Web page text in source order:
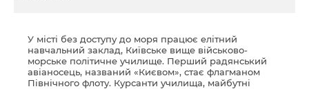
У місті без доступу до моря працює елітний
навчальний заклад, Київське вище військово-
морське політичне училище. Перший радянський
авіаносець, названий «Києвом», стає флагманом
Північного флоту. Курсанти училища, майбутні